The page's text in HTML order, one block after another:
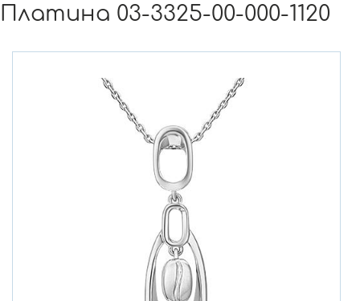
Платина 03-3325-00-000-1120